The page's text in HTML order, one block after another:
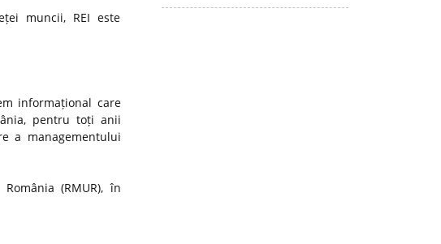
muncii, REI este
informațional care
pentru toți anii
a managementului
(RMUR), în